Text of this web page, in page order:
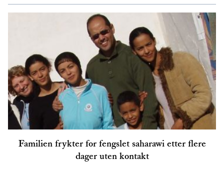
Familien frykter for fengslet saharawi etter flere
dager uten kontakt